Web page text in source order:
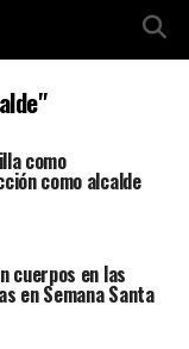
como
como alcalde
cuerpos en las
en Semana Santa